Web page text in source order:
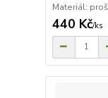
Materiál:
440 Kč/ks